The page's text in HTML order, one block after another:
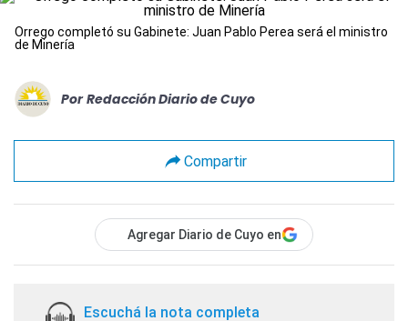
Orrego completó su Gabinete: Juan Pablo Perea será el ministro
de Minería
Por Redacción Diario de Cuyo
Compartir
Agregar Diario de Cuyo en
Escuchá la nota completa